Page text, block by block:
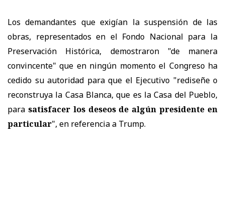
Los demandantes que exigían la suspensión de las
obras, representados en el Fondo Nacional para la
Preservación Histórica, demostraron "de manera
convincente" que en ningún momento el Congreso ha
cedido su autoridad para que el Ejecutivo "rediseñe o
reconstruya la Casa Blanca, que es la Casa del Pueblo,
para satisfacer los deseos de algún presidente en
particular", en referencia a Trump.